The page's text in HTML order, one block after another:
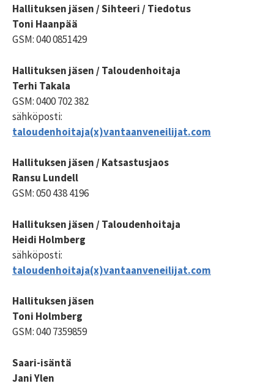
Hallituksen jäsen / Sihteeri / Tiedotus
Toni Haanpää
GSM: 040 0851429
Hallituksen jäsen / Taloudenhoitaja
Terhi Takala
GSM: 0400 702 382
sähköposti:
taloudenhoitaja(x)vantaanveneilijat.com
Hallituksen jäsen / Katsastusjaos
Ransu Lundell
GSM: 050 438 4196
Hallituksen jäsen / Taloudenhoitaja
Heidi Holmberg
sähköposti:
taloudenhoitaja(x)vantaanveneilijat.com
Hallituksen jäsen
Toni Holmberg
GSM: 040 7359859
Saari-isäntä
Jani Ylen